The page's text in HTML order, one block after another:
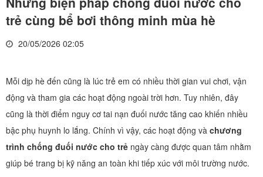
trẻ cùng bể bơi thông minh mùa hè
20/05/2026 02:05
Mỗi dịp hè đến cũng là lúc trẻ em có nhiều thời gian vui chơi, vận
động và tham gia các hoạt động ngoài trời hơn. Tuy nhiên, đây
cũng là thời điểm nguy cơ tai nạn đuối nước tăng cao khiến nhiều
bậc phụ huynh lo lắng. Chính vì vậy, các hoạt động và chương
trình chống đuối nước cho trẻ ngày càng được quan tâm nhằm
giúp bé trang bị kỹ năng an toàn khi tiếp xúc với môi trường nước.